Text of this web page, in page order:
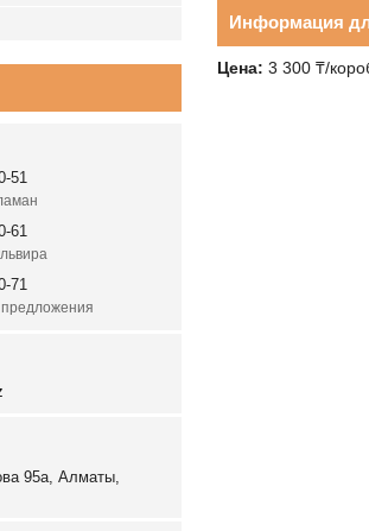
Информация
Цена: 3 300 ₸/
51
61
71
95а, Алматы,